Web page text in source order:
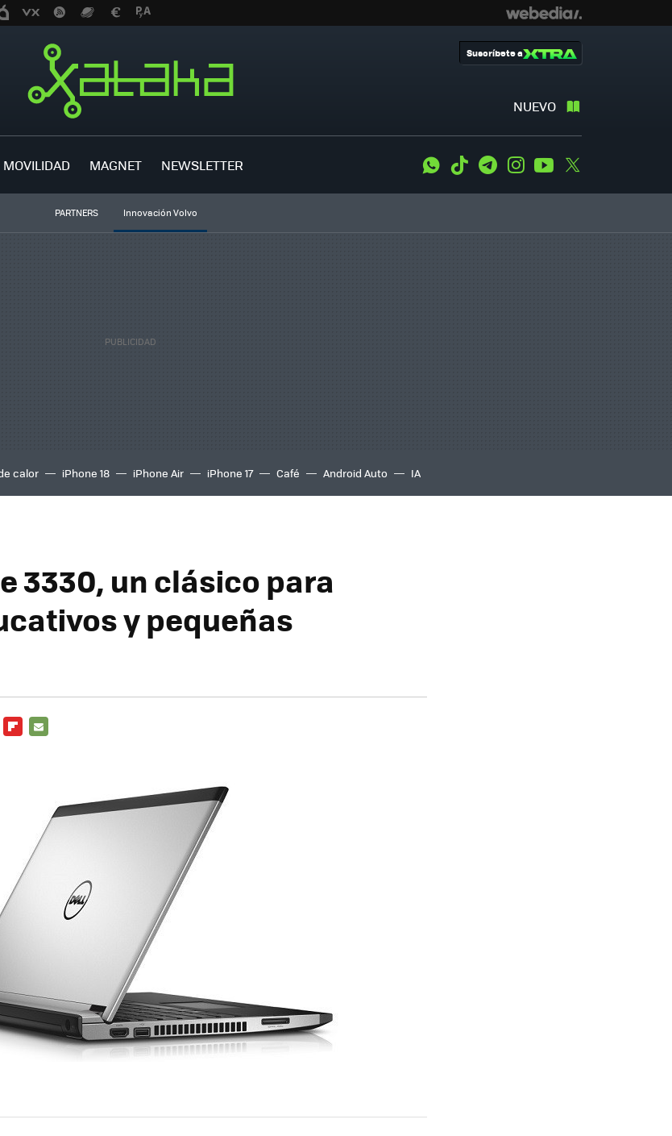
NUEVO
Suscríbete a
MOVILIDAD MAGNET NEWSLETTER WhatsApp
Tiktok TelegramInstagramYoutube
PARTNERS Innovación Volvo
calor iPhone 18 iPhone Air iPhone 17 Café Android Auto IA
3330, un clásico para
y pequeñas